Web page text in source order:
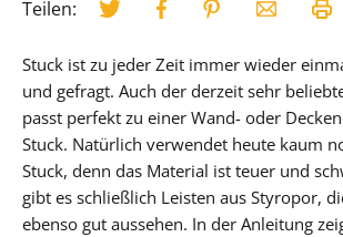
Teilen:
Stuck ist zu jeder Zeit immer wieder
und gefragt. Auch der derzeit sehr
passt perfekt zu einer Wand- oder
Stuck. Natürlich verwendet heute kaum
Stuck, denn das Material ist teuer und
gibt es schließlich Leisten aus Styropor,
ebenso gut aussehen. In der Anleitung